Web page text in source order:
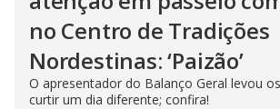
no Centro de Tradições
Nordestinas: ‘Paizão’
O apresentador do Balanço Geral levou
curtir um dia diferente; confira!